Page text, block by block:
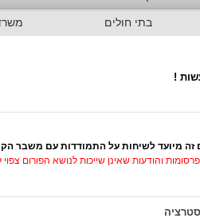
בתי חולים
!
זה מיועד לשיחות על התמודדות עם משבר
והודעות שאינן שייכות לנושא הפורום